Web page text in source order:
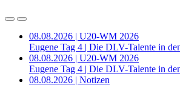
08.08.2026 | U20-WM 2026
Eugene Tag 4 | Die DLV-Talente in
08.08.2026 | U20-WM 2026
Eugene Tag 4 | Die DLV-Talente in
08.08.2026 | Notizen